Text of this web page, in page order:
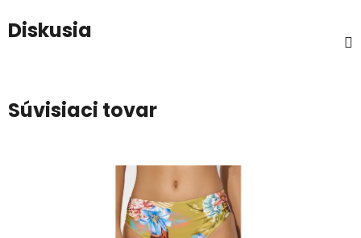
Diskusia
Súvisiaci tovar